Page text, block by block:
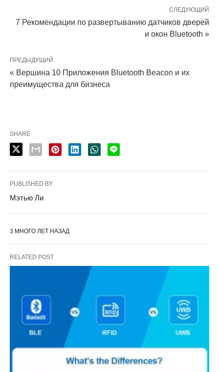
СЛЕДУЮЩИЙ
7 Рекомендации по развертыванию датчиков дверей
и окон Bluetooth »
ПРЕДЫДУЩИЙ
« Вершина 10 Приложения Bluetooth Beacon и их
преимущества для бизнеса
SHARE
PUBLISHED BY
Мэтью Ли
3 МНОГО ЛЕТ НАЗАД
RELATED POST